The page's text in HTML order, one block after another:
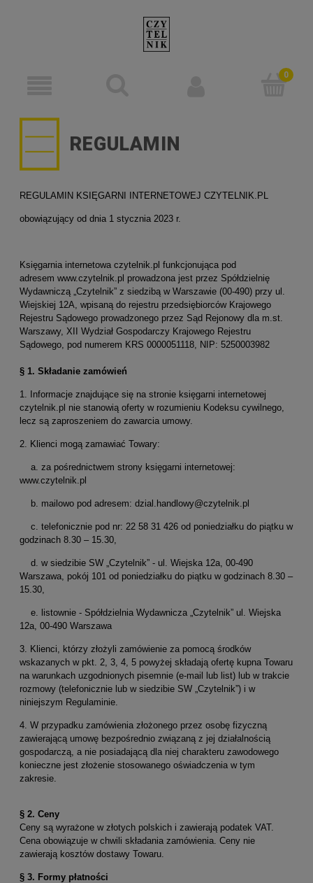
REGULAMIN
REGULAMIN KSIĘGARNI INTERNETOWEJ CZYTELNIK.PL
obowiązujący od dnia 1 stycznia 2023 r.
Księgarnia internetowa czytelnik.pl funkcjonująca pod
adresem www.czytelnik.pl prowadzona jest przez Spółdzielnię
Wydawniczą „Czytelnik” z siedzibą w Warszawie (00-490) przy ul.
Wiejskiej 12A, wpisaną do rejestru przedsiębiorców Krajowego
Rejestru Sądowego prowadzonego przez Sąd Rejonowy dla m.st.
Warszawy, XII Wydział Gospodarczy Krajowego Rejestru
Sądowego, pod numerem KRS 0000051118, NIP: 5250003982
§ 1. Składanie zamówień
1. Informacje znajdujące się na stronie księgarni internetowej
czytelnik.pl nie stanowią oferty w rozumieniu Kodeksu cywilnego,
lecz są zaproszeniem do zawarcia umowy.
2. Klienci mogą zamawiać Towary:
a. za pośrednictwem strony księgarni internetowej:
www.czytelnik.pl
b. mailowo pod adresem: dzial.handlowy@czytelnik.pl
c. telefonicznie pod nr: 22 58 31 426 od poniedziałku do piątku w
godzinach 8.30 – 15.30,
d. w siedzibie SW „Czytelnik” - ul. Wiejska 12a, 00-490
Warszawa, pokój 101 od poniedziałku do piątku w godzinach 8.30 –
15.30,
e. listownie - Spółdzielnia Wydawnicza „Czytelnik” ul. Wiejska
12a, 00-490 Warszawa
3. Klienci, którzy złożyli zamówienie za pomocą środków
wskazanych w pkt. 2, 3, 4, 5 powyżej składają ofertę kupna Towaru
na warunkach uzgodnionych pisemnie (e-mail lub list) lub w trakcie
rozmowy (telefonicznie lub w siedzibie SW „Czytelnik”) i w
niniejszym Regulaminie.
4. W przypadku zamówienia złożonego przez osobę fizyczną
zawierającą umowę bezpośrednio związaną z jej działalnością
gospodarczą, a nie posiadającą dla niej charakteru zawodowego
konieczne jest złożenie stosowanego oświadczenia w tym
zakresie.
§ 2. Ceny
Ceny są wyrażone w złotych polskich i zawierają podatek VAT.
Cena obowiązuje w chwili składania zamówienia. Ceny nie
zawierają kosztów dostawy Towaru.
§ 3. Formy płatności